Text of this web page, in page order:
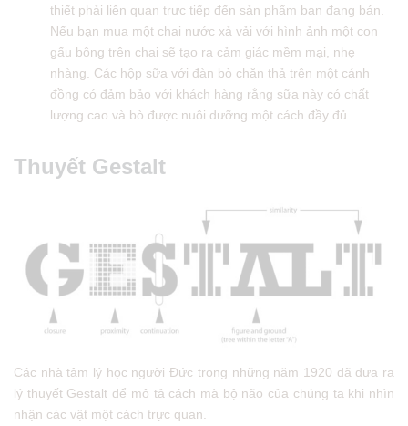
thiết phải liên quan trực tiếp đến sản phẩm bạn đang bán.
Nếu bạn mua một chai nước xả vải với hình ảnh một con
gấu bông trên chai sẽ tạo ra cảm giác mềm mại, nhẹ
nhàng. Các hộp sữa với đàn bò chăn thả trên một cánh
đồng có đảm bảo với khách hàng rằng sữa này có chất
lượng cao và bò được nuôi dưỡng một cách đầy đủ.
Thuyết Gestalt
Các nhà tâm lý học người Đức trong những năm 1920 đã đưa ra
lý thuyết Gestalt để mô tả cách mà bộ não của chúng ta khi nhìn
nhận các vật một cách trực quan.